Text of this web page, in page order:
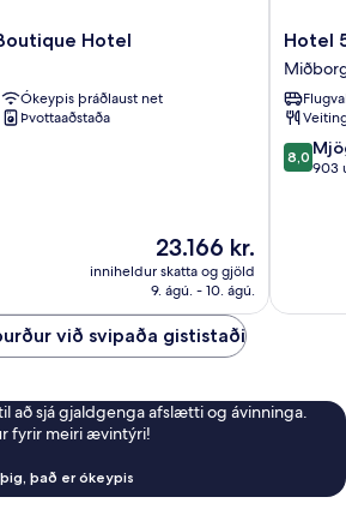
Hotel
Ókeypis þráðlaust net
Þvottaaðstaða
Verðið
er
23.166 kr.
23.166 kr.
inniheldur skatta og gjöld
9. ágú. - 10. ágú.
Hotel
55
Fifty
five
Rómar
Hotel
8.0
af
8,0
903
við svipaða gististaði
að sjá gjaldgenga afslætti og ávinninga.
fyrir meiri ævintýri!
það er ókeypis